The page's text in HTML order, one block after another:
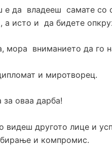
е да владееш самате со
исто и да бидете
мора вниманието да го
и миротворец.
оваа дарба!
видеш другото лице и
и компромис.